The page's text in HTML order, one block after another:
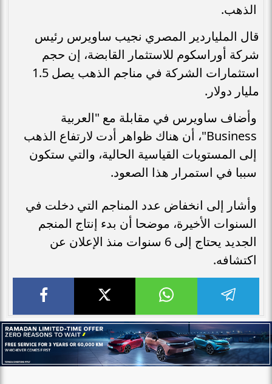
الذهب.
قال الملياردير المصري نجيب ساويرس رئيس
شركة أوراسكوم للاستثمار القابضة، إن حجم
استثمارات الشركة في مناجم الذهب يصل 1.5
مليار دولار.
وأضاف ساويرس في مقابلة مع "العربية
Business"، أن هناك ظواهر أدت لارتفاع الذهب
إلى المستويات القياسية الحالية، والتي ستكون
سببا في استمرار هذا الصعود.
وأشار إلى انخفاض عدد المناجم التي دخلت في
السنوات الأخيرة، موضحا أن بدء إنتاج المنجم
الجديد يحتاج إلى 6 سنوات منذ الإعلان عن
اكتشافه.